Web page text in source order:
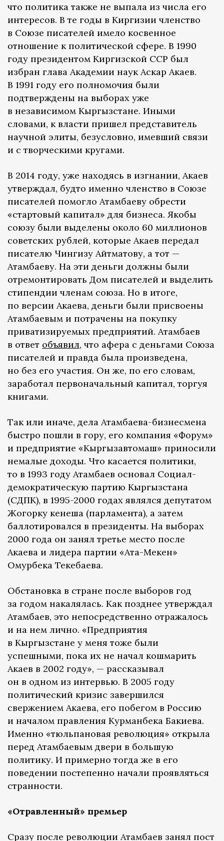
что политика также не выпала из числа его
интересов. В те годы в Киргизии членство
в Союзе писателей имело косвенное
отношение к политической сфере. В 1990
году президентом Киргизской ССР был
избран глава Академии наук Аскар Акаев.
В 1991 году его полномочия были
подтверждены на выборах уже
в независимом Кыргызстане. Иными
словами, к власти пришел представитель
научной элиты, безусловно, имевший связи
и с творческими кругами.
В 2014 году, уже находясь в изгнании, Акаев
утверждал, будто именно членство в Союзе
писателей помогло Атамбаеву обрести
«стартовый капитал» для бизнеса. Якобы
союзу были выделены около 60 миллионов
советских рублей, которые Акаев передал
писателю Чингизу Айтматову, а тот —
Атамбаеву. На эти деньги должны были
отремонтировать Дом писателей и выделить
стипендии членам союза. Но в итоге,
по версии Акаева, деньги были присвоены
Атамбаевым и потрачены на покупку
приватизируемых предприятий. Атамбаев
в ответ объявил, что афера с деньгами Союза
писателей и правда была произведена,
но без его участия. Он же, по его словам,
заработал первоначальный капитал, торгуя
книгами.
Так или иначе, дела Атамбаева-бизнесмена
быстро пошли в гору, его компания «Форум»
и предприятие «Кыргызавтомаш» приносили
немалые доходы. Что касается политики,
то в 1993 году Атамбаев основал Социал-
демократическую партию Кыргызстана
(СДПК), в 1995-2000 годах являлся депутатом
Жогорку кенеша (парламента), а затем
баллотировался в президенты. На выборах
2000 года он занял третье место после
Акаева и лидера партии «Ата-Мекен»
Омурбека Текебаева.
Обстановка в стране после выборов год
за годом накалялась. Как позднее утверждал
Атамбаев, это непосредственно отражалось
и на нем лично. «Предприятия
в Кыргызстане у меня тоже были
успешными, пока их не начал кошмарить
Акаев в 2002 году», — рассказывал
он в одном из интервью. В 2005 году
политический кризис завершился
свержением Акаева, его побегом в Россию
и началом правления Курманбека Бакиева.
Именно «тюльпановая революция» открыла
перед Атамбаевым двери в большую
политику. И примерно тогда же в его
поведении постепенно начали проявляться
странности.
«Отравленный» премьер
Сразу после революции Атамбаев занял пост